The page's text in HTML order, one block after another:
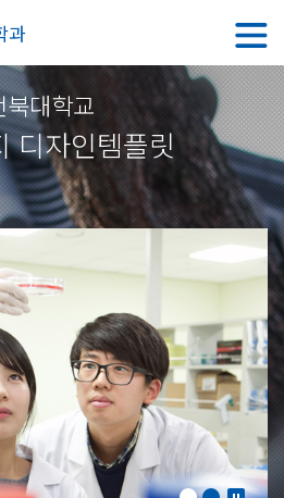
과
북대학교
디자인템플릿